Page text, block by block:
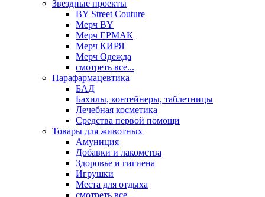
Звездные проекты
BY Street Couture
Мерч BY
Мерч ЕРМАК
Мерч КИРЯ
Мерч Одежда
смотреть все...
Парафармацевтика
БАД
Бахилы, контейнеры, таблетницы
Лечебная косметика
Средства первой помощи
Товары для животных
Амуниция
Добавки и лакомства
Здоровье и гигиена
Игрушки
Места для отдыха
смотреть все...